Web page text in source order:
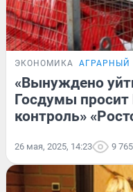
ЭКОНОМИКА АГРАРНЫЙ
«Вынуждено
Госдумы
контроль»
26 мая, 2025, 14:23 9 765